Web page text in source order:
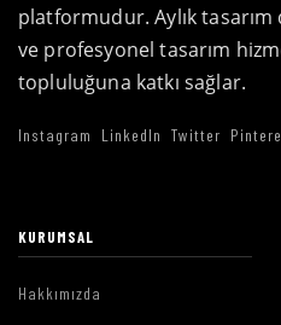
platformudur. Aylık
ve profesyonel tasarım
topluluğuna katkı sağlar.
Instagram LinkedIn Twitter
KURUMSAL
Hakkımızda